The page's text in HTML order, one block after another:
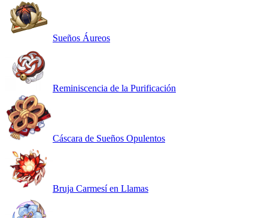
Sueños Áureos
Reminiscencia de la Purificación
Cáscara de Sueños Opulentos
Bruja Carmesí en Llamas